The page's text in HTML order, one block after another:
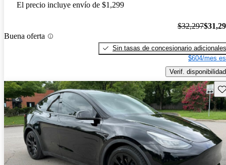
El precio incluye envío de $1,299
Buena oferta
$32,297
Sin tasas de concesionario adicionales
$604/mes
Verif. disponibilidad